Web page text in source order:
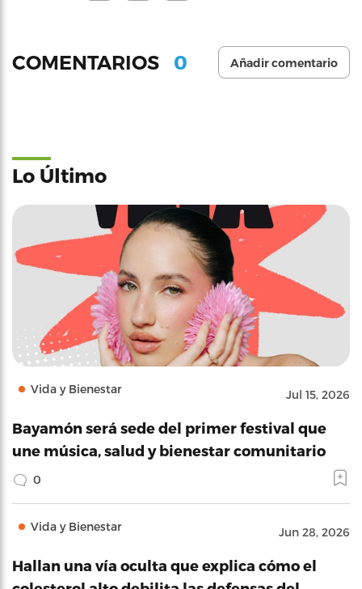
COMENTARIOS 0 Añadir comentario
Lo Último
Vida y Bienestar Jul 15, 2026
Bayamón será sede del primer festival que
une música, salud y bienestar comunitario
0
Vida y Bienestar Jun 28, 2026
Hallan una vía oculta que explica cómo el